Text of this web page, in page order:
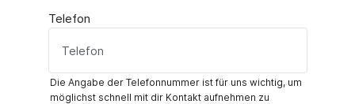
Telefon
Die Angabe der Telefonnummer ist für uns wichtig, um
möglichst schnell mit dir Kontakt aufnehmen zu